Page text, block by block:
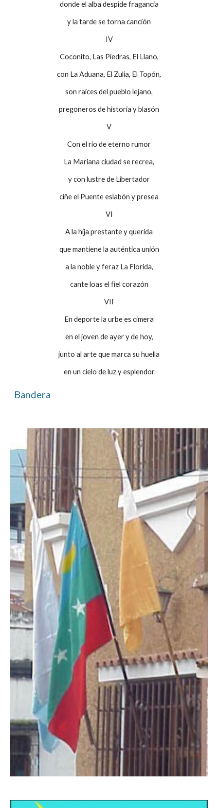
donde el alba despide fragancia
y la tarde se torna canción
IV
Coconito, Las Piedras, El Llano,
con La Aduana, El Zulia, El Topón,
son raíces del pueblo lejano,
pregoneros de historia y blasón
V
Con el río de eterno rumor
La Mariana ciudad se recrea,
y con lustre de Libertador
ciñe el Puente eslabón y presea
VI
A la hija prestante y querida
que mantiene la auténtica unión
a la noble y feraz La Florida,
cante loas el fiel corazón
VII
En deporte la urbe es cimera
en el joven de ayer y de hoy,
junto al arte que marca su huella
en un cielo de luz y esplendor
Bandera